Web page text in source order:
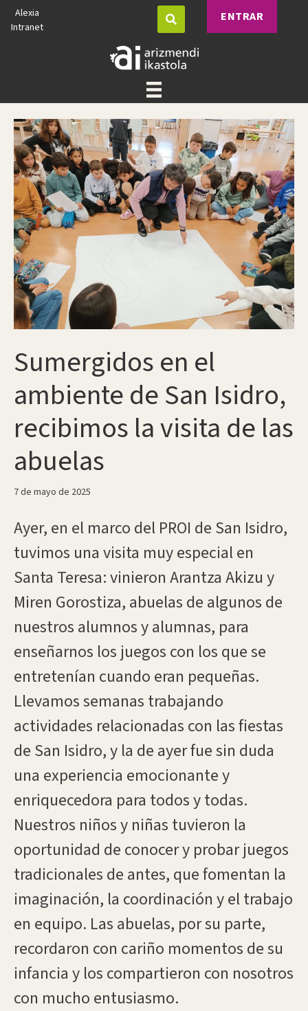
Alexia
Intranet
ENTRAR
Sumergidos en el
ambiente de San Isidro,
recibimos la visita de las
abuelas
7 de mayo de 2025
Ayer, en el marco del PROI de San Isidro,
tuvimos una visita muy especial en
Santa Teresa: vinieron Arantza Akizu y
Miren Gorostiza, abuelas de algunos de
nuestros alumnos y alumnas, para
enseñarnos los juegos con los que se
entretenían cuando eran pequeñas.
Llevamos semanas trabajando
actividades relacionadas con las fiestas
de San Isidro, y la de ayer fue sin duda
una experiencia emocionante y
enriquecedora para todos y todas.
Nuestros niños y niñas tuvieron la
oportunidad de conocer y probar juegos
tradicionales de antes, que fomentan la
imaginación, la coordinación y el trabajo
en equipo. Las abuelas, por su parte,
recordaron con cariño momentos de su
infancia y los compartieron con nosotros
con mucho entusiasmo.